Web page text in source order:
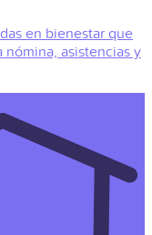
en bienestar que
asistencias y